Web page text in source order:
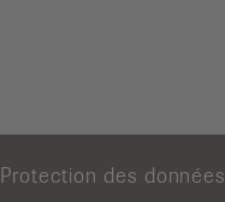
Protection des données